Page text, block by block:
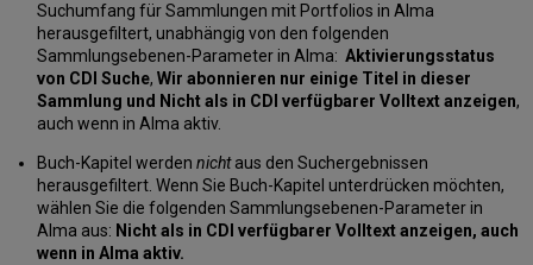
Suchumfang für Sammlungen mit Portfolios in Alma
herausgefiltert, unabhängig von den folgenden
Sammlungsebenen-Parameter in Alma: Aktivierungsstatus
von CDI Suche, Wir abonnieren nur einige Titel in dieser
Sammlung und Nicht als in CDI verfügbarer Volltext anzeigen,
auch wenn in Alma aktiv.
Buch-Kapitel werden nichtaus den Suchergebnissen
herausgefiltert. Wenn Sie Buch-Kapitel unterdrücken möchten,
wählen Sie die folgenden Sammlungsebenen-Parameter in
Alma aus: Nicht als in CDI verfügbarer Volltext anzeigen, auch
wenn in Alma aktiv.